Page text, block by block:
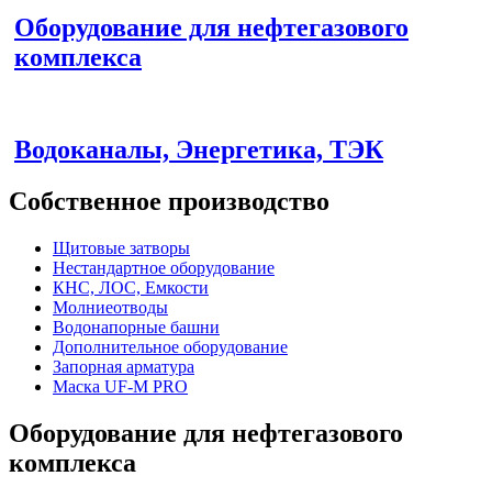
Оборудование для нефтегазового
комплекса
Водоканалы, Энергетика, ТЭК
Собственное производство
Щитовые затворы
Нестандартное оборудование
КНС, ЛОС, Емкости
Молниеотводы
Водонапорные башни
Дополнительное оборудование
Запорная арматура
Маска UF-M PRO
Оборудование для нефтегазового
комплекса